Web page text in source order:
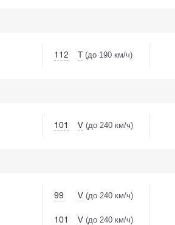
112 T (до 190 км/ч)
101 V (до 240 км/ч)
99 V (до 240 км/ч)
101 V (до 240 км/ч)